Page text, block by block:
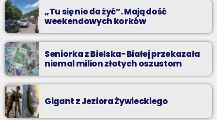
„Tu się nie da żyć”. Mają dość
weekendowych korków
Seniorka z Bielska-Białej przekazała
niemal milion złotych oszustom
Gigant z Jeziora Żywieckiego